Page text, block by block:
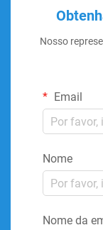
Nosso
Email
Nome
Nome da